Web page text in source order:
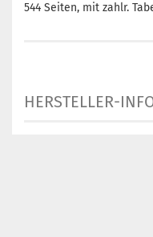
544 Seiten, mit zahlr.
HERSTELLER-